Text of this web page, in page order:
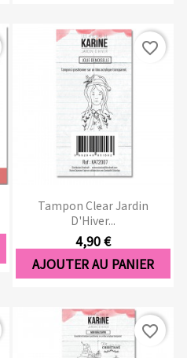
Tampon Clear Jardin
D'Hiver...
4,90 €
AJOUTER AU PANIER
favorite_border
favorite_border